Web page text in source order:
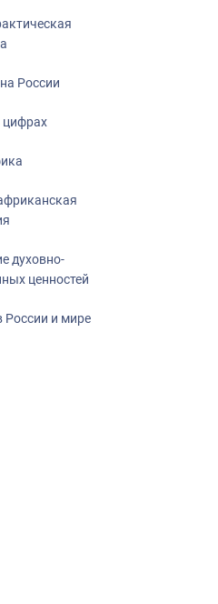
России
цифрах
духовно-
ценностей
России и мире